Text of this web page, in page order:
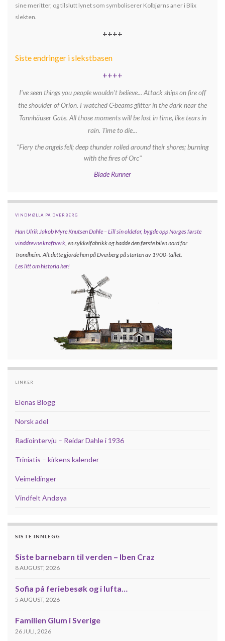
sine meritter, og tilslutt lynet som symboliserer Kolbjørns aner i Blix
slekten
++++
Siste endringer i slekstbasen
++++
I've seen things you people wouldn't believe... Attack ships on fire off
the shoulder of Orion. I watched C-beams glitter in the dark near the
Tannhäuser Gate. All those moments will be lost in time, like tears in
rain. Time to die...
"Fiery the angels fell; deep thunder rolled around their shores; burning
with the fires of Orc"
Blade Runner
VINDMØLLA PÅ DVERBERG
Han Ulrik Jakob Myre Knutsen Dahle – Lill sin oldefar, bygde oppNorges første
vinddrevne kraftverk , en sykkelfabrikk og hadde den første bilen nord for
Trondheim. Alt dette gjorde han på Dverberg på starten av 1900-tallet.
Les litt om historia her!
LINKER
Elenas Blogg
Norsk adel
Radiointervju – Reidar Dahle i 1936
Triniatis – kirkens kalender
Veimeldinger
Vindfelt Andøya
SISTE INNLEGG
Siste barnebarn til verden – Iben Craz
8 AUGUST, 2026
Sofia på feriebesøk og i lufta…
5 AUGUST, 2026
Familien Glum i Sverige
26 JULI, 2026